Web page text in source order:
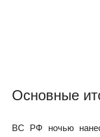
Основные
ВС РФ ночью